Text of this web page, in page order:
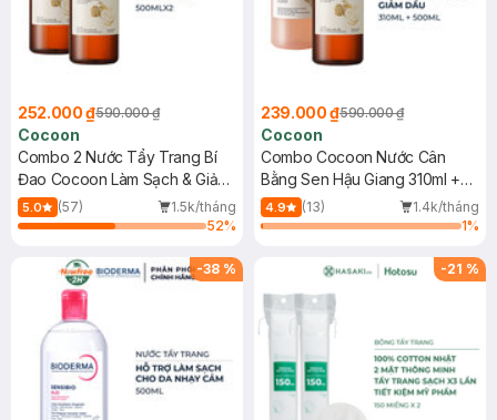
252.000 ₫590.000 ₫
Cocoon
Combo 2 Nước Tẩy Trang Bí
Đao Cocoon Làm Sạch & Giảm
Dầu 500ml
5.0 (57)
1.5k/tháng
52%
239.000 ₫590.000 ₫
Cocoon
Combo Cocoon Nước Cân
Bằng Sen Hậu Giang 310ml +
Nước Tẩy Trang Bí Đao 500ml
4.9 (13)
1.4k/tháng
1%
-38 % -21 %